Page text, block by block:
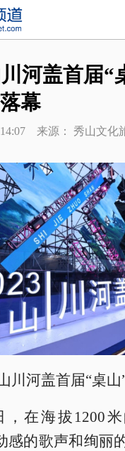
河盖首届“
幕
14:07 来源： 秀山文化
河盖首届“桌山
在海拔1200米
感的歌声和绚丽